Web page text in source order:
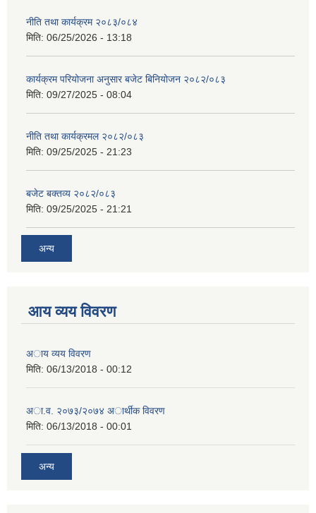
नीति तथा कार्यक्रम २०८३/०८४
मिति: 06/25/2026 - 13:18
कार्यक्रम परियोजना अनुसार बजेट बिनियोजन २०८२/०८३
मिति: 09/27/2025 - 08:04
नीति तथा कार्यक्रमल २०८२/०८३
मिति: 09/25/2025 - 21:23
बजेट बक्तव्य २०८२/०८३
मिति: 09/25/2025 - 21:21
अन्य
आय व्यय विवरण
अाय व्यय विवरण
मिति: 06/13/2018 - 00:12
अा.व. २०७३/२०७४ अार्थीक विवरण
मिति: 06/13/2018 - 00:01
अन्य